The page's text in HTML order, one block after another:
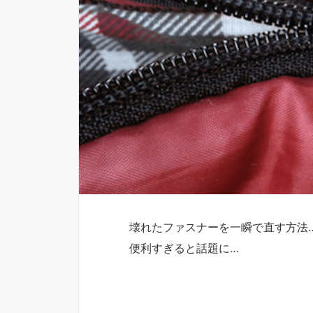
壊れたファスナーを一瞬で直す方
便利すぎると話題に…